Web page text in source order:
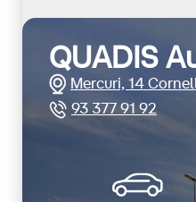
QUADIS
Mercuri, 14
93 377 91 92